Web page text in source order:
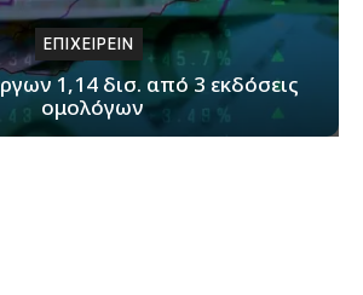
ΕΠΙΧΕΙΡΕΙΝ
1,14 δισ. από 3 εκδόσεις
ομολόγων